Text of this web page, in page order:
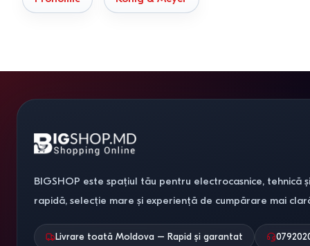
BIGSHOP este spațiul tău pentru electrocasnice, tehnică
rapidă, selecție mare și experiență de cumpărare mai
Livrare toată Moldova – Rapid și garantat